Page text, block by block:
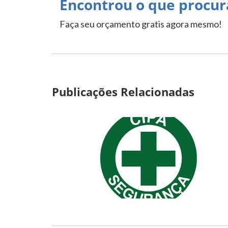
Encontrou o que
Faça seu orçamento gratis agora mesmo!
Publicações Relacionadas